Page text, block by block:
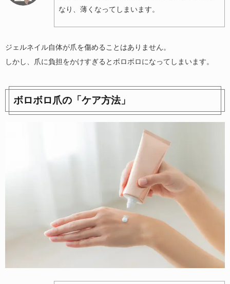
なり、薄くなってしまいます。
ジェルネイル自体が爪を傷めることはありません。
しかし、爪に負担をかけすぎるとボロボロになってしまいます。
ボロボロ爪の「ケア方法」